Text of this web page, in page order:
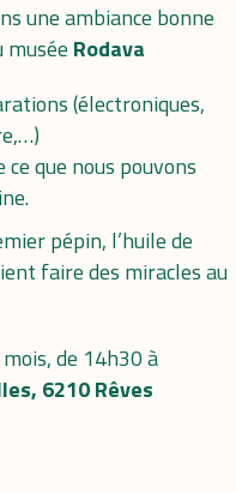
une ambiance bonne
musée Rodava
(électroniques,
que nous pouvons
pépin, l’huile de
faire des miracles au
de 14h30 à
6210 Rêves